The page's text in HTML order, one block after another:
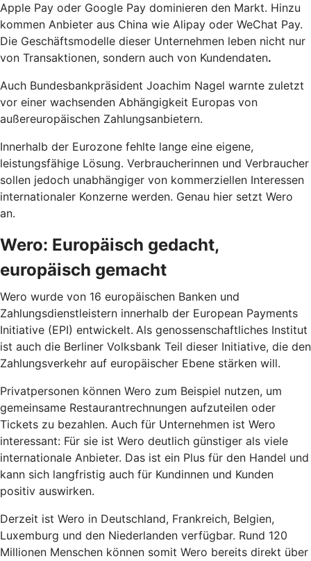
Apple Pay oder Google Pay dominieren den Markt. Hinzu
kommen Anbieter aus China wie Alipay oder WeChat Pay.
Die Geschäftsmodelle dieser Unternehmen leben nicht nur
von Transaktionen, sondern auch von Kundendaten.
Auch Bundesbankpräsident Joachim Nagel warnte zuletzt
vor einer wachsenden Abhängigkeit Europas von
außereuropäischen Zahlungsanbietern.
Innerhalb der Eurozone fehlte lange eine eigene,
leistungsfähige Lösung. Verbraucherinnen und Verbraucher
sollen jedoch unabhängiger von kommerziellen Interessen
internationaler Konzerne werden. Genau hier setzt Wero
an.
Wero: Europäisch gedacht,
europäisch gemacht
Wero wurde von 16 europäischen Banken und
Zahlungsdienstleistern innerhalb der European Payments
Initiative (EPI) entwickelt. Als genossenschaftliches Institut
ist auch die Berliner Volksbank Teil dieser Initiative, die den
Zahlungsverkehr auf europäischer Ebene stärken will.
Privatpersonen können Wero zum Beispiel nutzen, um
gemeinsame Restaurantrechnungen aufzuteilen oder
Tickets zu bezahlen. Auch für Unternehmen ist Wero
interessant: Für sie ist Wero deutlich günstiger als viele
internationale Anbieter. Das ist ein Plus für den Handel und
kann sich langfristig auch für Kundinnen und Kunden
positiv auswirken.
Derzeit ist Wero in Deutschland, Frankreich, Belgien,
Luxemburg und den Niederlanden verfügbar. Rund 120
Millionen Menschen können somit Wero bereits direkt über